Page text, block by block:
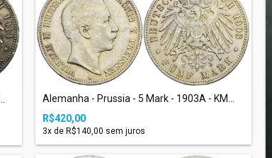
Alemanha - Prussia - 5 Mark - 1903A - KM...
R$420,00
3x de R$140,00 sem juros